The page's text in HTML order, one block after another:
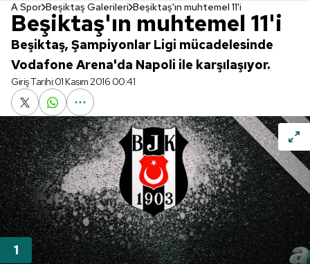
A Spor Beşiktaş Galerileri Beşiktaş'ın muhtemel 11'i
Beşiktaş'ın muhtemel 11'i
Beşiktaş, Şampiyonlar Ligi mücadelesinde
Vodafone Arena'da Napoli ile karşılaşıyor.
Giriş Tarihi:01 Kasım 2016 00:41